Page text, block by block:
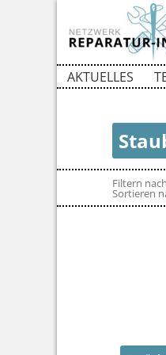
AKTUELLES
Filtern
Sortieren